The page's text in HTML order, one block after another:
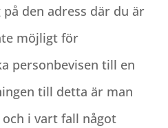
den adress där du är
möjligt för
personbevisen till en
till detta är man
i vart fall något